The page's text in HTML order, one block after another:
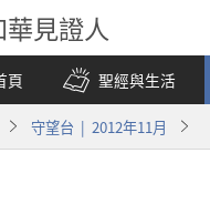
見證人
頁
聖經與生活
守望台 | 2012年11月